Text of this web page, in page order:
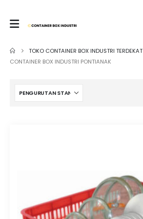
TOKO CONTAINER BOX INDUSTRI TERDEKAT
CONTAINER BOX INDUSTRI PONTIANAK